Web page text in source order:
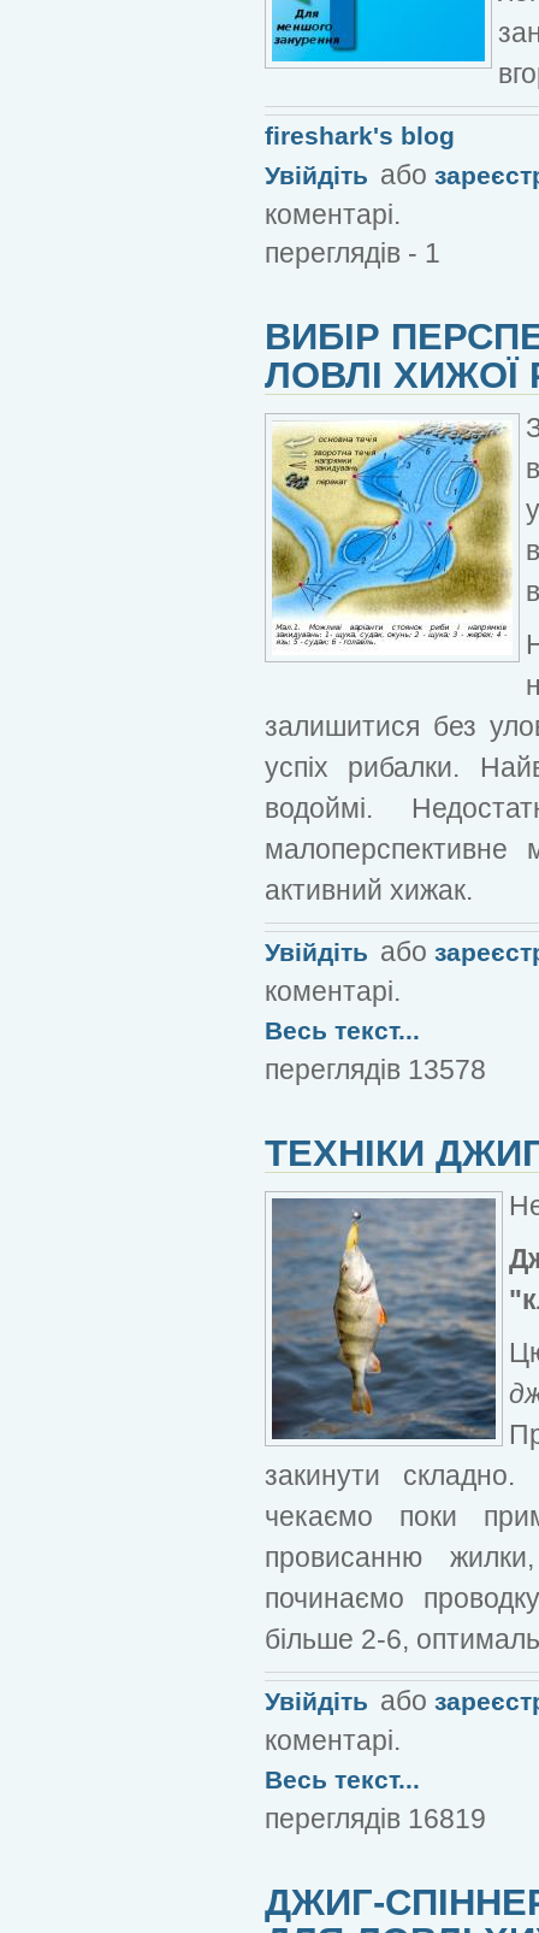
fireshark's blog
Увійдіть або
коментарі.
переглядів - 1
ВИБІР
ЛОВЛІ ХИЖОЇ
залишитися без
успіх рибалки.
водоймі.
активний хижак.
Увійдіть або
коментарі.
Весь текст...
переглядів 13578
ТЕХНІКИ
закинути
чекаємо поки
провисанню
починаємо
більше 2-6,
Увійдіть або
коментарі.
Весь текст...
переглядів 16819
ДЖИГ-